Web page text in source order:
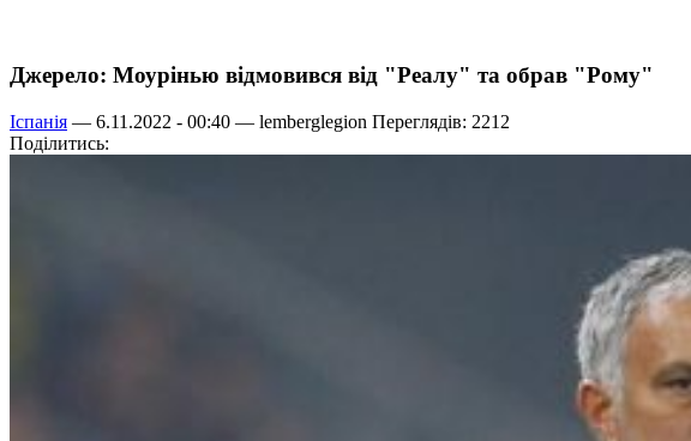
Джерело: Моурінью відмовився від "Реалу" та обрав "Рому"
Іспанія — 6.11.2022 - 00:40 — lemberglegion Переглядів: 2212
Поділитись: